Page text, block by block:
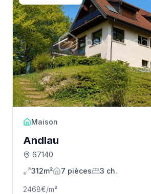
Maison
Andlau
67140
312m²
7 pièces 3 ch.
2468€/m²